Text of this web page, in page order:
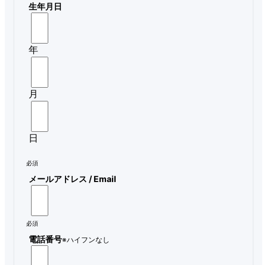
生年月日
年
月
日
必須
メールアドレス / Email
必須
電話番号※ハイフンなし